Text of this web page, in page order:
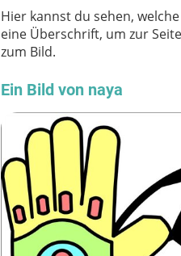
Hier kannst du sehen,
eine Überschrift, um zur
zum Bild.
Ein Bild von naya